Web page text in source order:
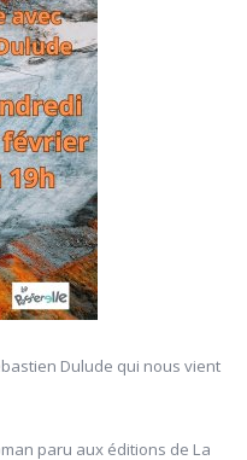
Dulude qui nous vient
paru aux éditions de La